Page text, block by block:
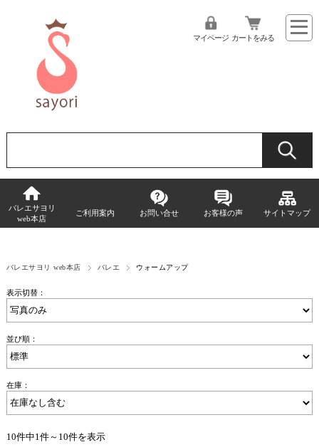
マイページ カートをみる
バレエサヨリ
web本店
ご利用案内 お問い合せ お客様の声 サイトマップ
バレエサヨリ web本店 バレエ ウォームアップ
表示切替：
並び順：
在庫：
10件中1件～10件を表示